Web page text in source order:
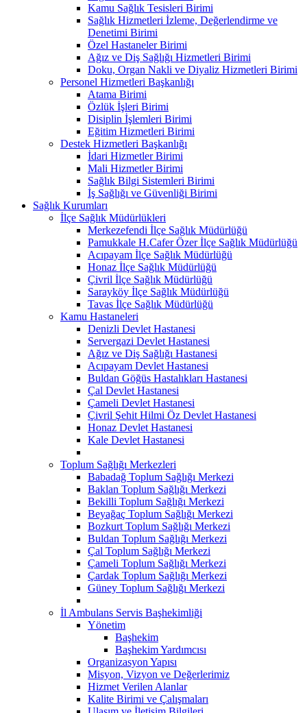
Kamu Sağlık Tesisleri Birimi
Sağlık Hizmetleri İzleme, Değerlendirme ve
Denetimi Birimi
Özel Hastaneler Birimi
Ağız ve Diş Sağlığı Hizmetleri Birimi
Doku, Organ Nakli ve Diyaliz Hizmetleri Birimi
Personel Hizmetleri Başkanlığı
Atama Birimi
Özlük İşleri Birimi
Disiplin İşlemleri Birimi
Eğitim Hizmetleri Birimi
Destek Hizmetleri Başkanlığı
İdari Hizmetler Birimi
Mali Hizmetler Birimi
Sağlık Bilgi Sistemleri Birimi
İş Sağlığı ve Güvenliği Birimi
Sağlık Kurumları
İlçe Sağlık Müdürlükleri
Merkezefendi İlçe Sağlık Müdürlüğü
Pamukkale H.Cafer Özer İlçe Sağlık Müdürlüğü
Acıpayam İlçe Sağlık Müdürlüğü
Honaz İlçe Sağlık Müdürlüğü
Çivril İlçe Sağlık Müdürlüğü
Sarayköy İlçe Sağlık Müdürlüğü
Tavas İlçe Sağlık Müdürlüğü
Kamu Hastaneleri
Denizli Devlet Hastanesi
Servergazi Devlet Hastanesi
Ağız ve Diş Sağlığı Hastanesi
Acıpayam Devlet Hastanesi
Buldan Göğüs Hastalıkları Hastanesi
Çal Devlet Hastanesi
Çameli Devlet Hastanesi
Çivril Şehit Hilmi Öz Devlet Hastanesi
Honaz Devlet Hastanesi
Kale Devlet Hastanesi
Toplum Sağlığı Merkezleri
Babadağ Toplum Sağlığı Merkezi
Baklan Toplum Sağlığı Merkezi
Bekilli Toplum Sağlığı Merkezi
Beyağaç Toplum Sağlığı Merkezi
Bozkurt Toplum Sağlığı Merkezi
Buldan Toplum Sağlığı Merkezi
Çal Toplum Sağlığı Merkezi
Çameli Toplum Sağlığı Merkezi
Çardak Toplum Sağlığı Merkezi
Güney Toplum Sağlığı Merkezi
İl Ambulans Servis Başhekimliği
Yönetim
Başhekim
Başhekim Yardımcısı
Organizasyon Yapısı
Misyon, Vizyon ve Değerlerimiz
Hizmet Verilen Alanlar
Kalite Birimi ve Çalışmaları